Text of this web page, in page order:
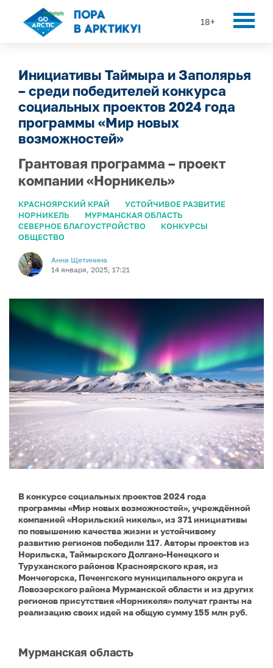
18+
Инициативы Таймыра и Заполярья
– среди победителей конкурса
социальных проектов 2024 года
программы «Мир новых
возможностей»
Грантовая программа – проект
компании «Норникель»
КРАСНОЯРСКИЙ КРАЙ
УСТОЙЧИВОЕ РАЗВИТИЕ
НОРНИКЕЛЬ
МУРМАНСКАЯ ОБЛАСТЬ
СЕВЕРНОЕ БЛАГОУСТРОЙСТВО
КОНКУРСЫ
ОБЩЕСТВО
Анна Щетинина
14 января, 2025, 17:21
В конкурсе социальных проектов 2024 года
программы «Мир новых возможностей», учреждённой
компанией «Норильский никель», из 371 инициативы
по повышению качества жизни и устойчивому
развитию регионов победили 117. Авторы проектов из
Норильска, Таймырского Долгано-Ненецкого и
Туруханского районов Красноярского края, из
Мончегорска, Печенгского муниципального округа и
Ловозерского района Мурманской области и из других
регионов присутствия «Норникеля» получат гранты на
реализацию своих идей на общую сумму 155 млн руб.
Мурманская область